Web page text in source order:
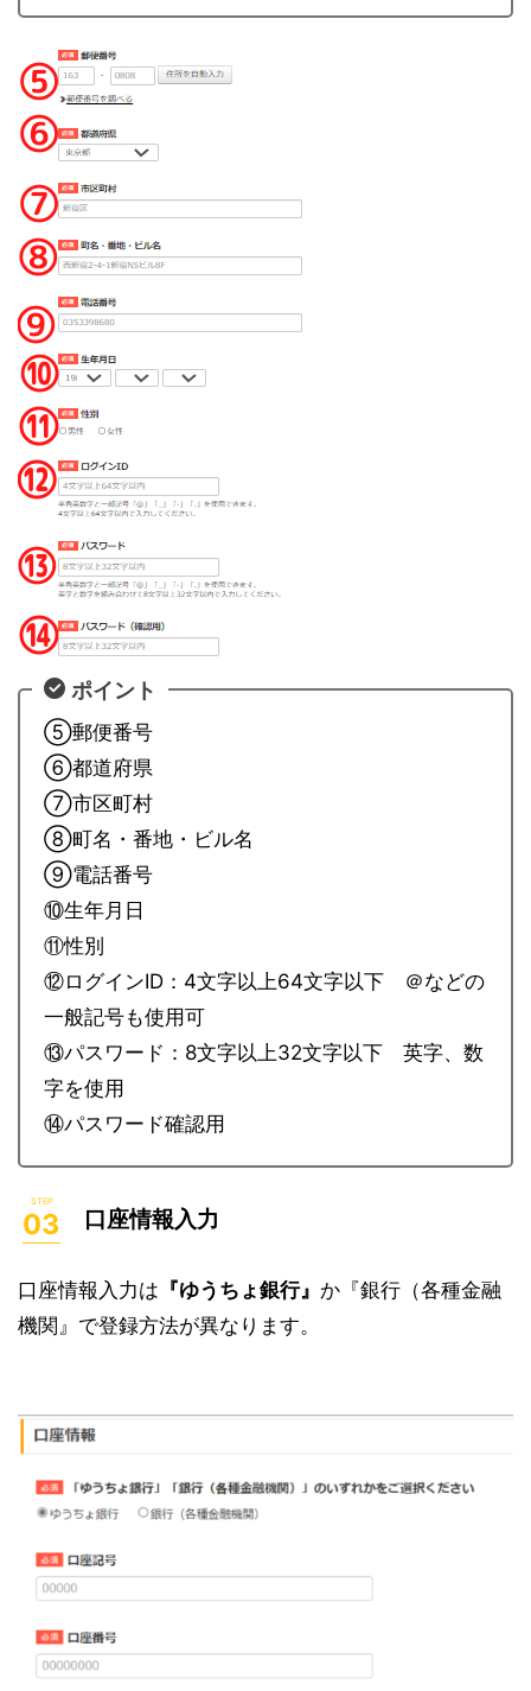
ポイント
⑤郵便番号
⑥都道府県
⑦市区町村
⑧町名・番地・ビル名
⑨電話番号
⑩生年月日
⑪性別
⑫ログインID：4文字以上64文字以下 ＠などの
一般記号も使用可
⑬パスワード：8文字以上32文字以下 英字、数
字を使用
⑭パスワード確認用
口座情報入力
口座情報入力は 『ゆうちょ銀行』 か『銀行（各種金融
機関』で登録方法が異なります。